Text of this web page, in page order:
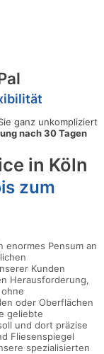
ganz unkompliziert
nach 30 Tagen
in Köln
zum
enormes Pensum an
Kunden
Herausforderung,
ohne
oder Oberflächen
geliebte
und dort präzise
Fliesenspiegel
spezialisierten